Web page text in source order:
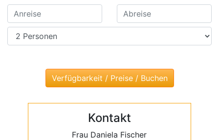
Kontakt
Frau Daniela Fischer